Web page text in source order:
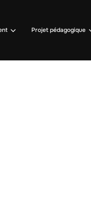
Projet pédagogique